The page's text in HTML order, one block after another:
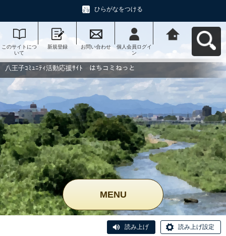
ひらがなをつける
このサイトにつ
いて
新規登録 お問い合わせ
個人会員ログイ
ン
動応援ｻｲﾄ はち
コミねっとへ戻
八王子ｺﾐｭﾆﾃｨ活動応援ｻｲﾄ はちコミねっと
MENU
読み上げ 読み上げ設定